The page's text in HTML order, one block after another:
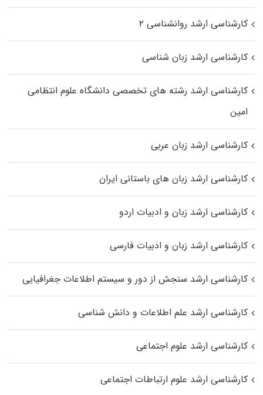
کارشناسی ارشد روانشناسی ۲
کارشناسی ارشد زبان شناسی
کارشناسی ارشد رﺷﺘﻪ ﻫﺎی تخصصی داﻧﺸﮕﺎه ﻋﻠﻮم انتظامی
اﻣﻴﻦ
کارشناسی ارشد زبان عربی
کارشناسی ارشد زبان‌ های باستانی ایران
کارشناسی ارشد زبان و ادبیات اردو
کارشناسی ارشد زبان و ادبیات فارسی
کارشناسی ارشد سنجش از دور و سیستم اطلاعات جغرافیایی
کارشناسی ارشد علم اطلاعات و دانش شناسی
کارشناسی ارشد علوم اجتماعی
کارشناسی ارشد علوم ارتباطات اجتماعی